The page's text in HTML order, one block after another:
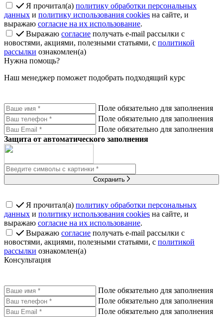
Я прочитал(а) политику обработки персональных
данных и политику использования cookies на сайте, и
выражаю согласие на их использование.
Выражаю согласие получать e-mail рассылки с
новостями, акциями, полезными статьями, с политикой
рассылки ознакомлен(а)
Нужна помощь?
Наш менеджер поможет подобрать подходящий курс
Поле обязательно для заполнения
Поле обязательно для заполнения
Поле обязательно для заполнения
Защита от автоматического заполнения
Сохранить
Я прочитал(а) политику обработки персональных
данных и политику использования cookies на сайте, и
выражаю согласие на их использование.
Выражаю согласие получать e-mail рассылки с
новостями, акциями, полезными статьями, с политикой
рассылки ознакомлен(а)
Консультация
Поле обязательно для заполнения
Поле обязательно для заполнения
Поле обязательно для заполнения